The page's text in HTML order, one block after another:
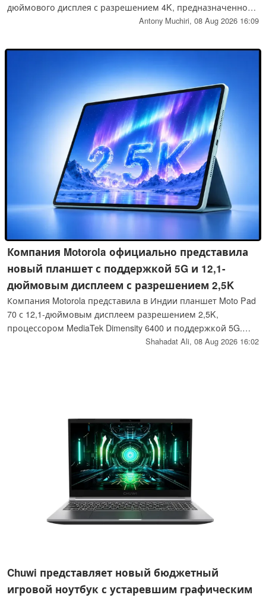
дюймового дисплея с разрешением 4K, предназначенного
в первую очередь для использования дома и в офисе. Этот
конкурентоспособные 300 долларов, оснащён VA-панелью
обновления 60 Гц и поддержкой HDR10.
Antony Muchiri, 08 Aug 2026 16:09
Компания Motorola официально представила
новый планшет с поддержкой 5G и 12,1-
дюймовым дисплеем с разрешением 2,5K
Компания Motorola представила в Индии планшет Moto Pad
70 с 12,1-дюймовым дисплеем разрешением 2,5K,
процессором MediaTek Dimensity 6400 и поддержкой 5G.
Планшет также оснащён 8 ГБ оперативной памяти,
Shahadat Ali, 08 Aug 2026 16:02
Chuwi представляет новый бюджетный
игровой ноутбук с устаревшим графическим